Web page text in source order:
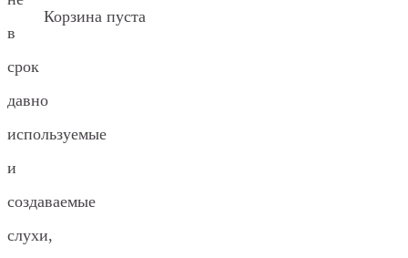
Корзина пуста
в
срок
давно
используемые
и
создаваемые
слухи,